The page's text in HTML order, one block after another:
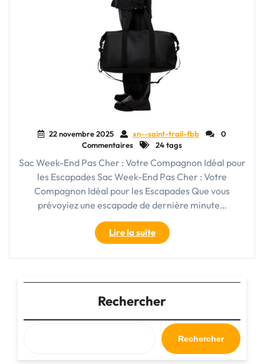
22 novembre 2025 xn--saint-trail-fbb
0
Commentaires
24 tags
Sac Week-End Pas Cher : Votre Compagnon Idéal pour
les Escapades Sac Week-End Pas Cher : Votre
Compagnon Idéal pour les Escapades Que vous
prévoyiez une escapade de dernière minute…
Lire la suite"Trouvez
Votre
Compagnon
avec
un
Sac
Week-
End
Pas
Rechercher
Rechercher